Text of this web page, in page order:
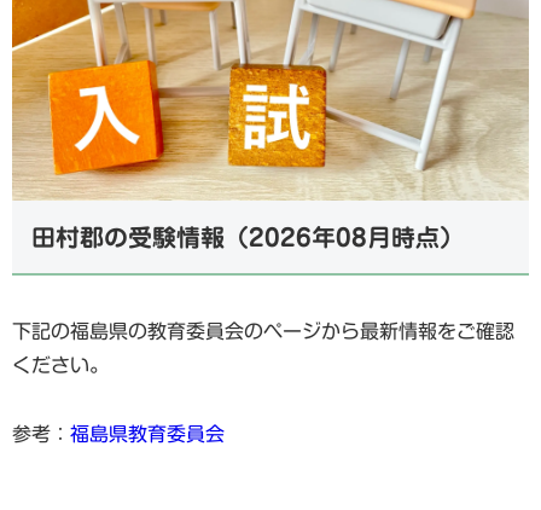
田村郡の受験情報（2026年08月時点）
下記の福島県の教育委員会のページから最新情報をご確認
ください。
参考： 福島県教育委員会